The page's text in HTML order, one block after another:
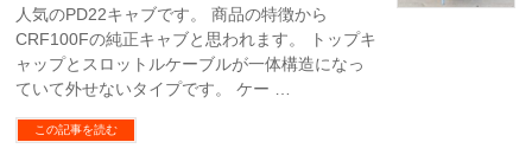
人気のPD22キャブです。 商品の特徴から
CRF100Fの純正キャブと思われます。 トップキ
ャップとスロットルケーブルが一体構造になっ
ていて外せないタイプです。 ケー …
この記事を読む